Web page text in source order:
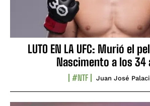
LUTO EN LA UFC: Murió el
Nascimento a los 34
#NTF Juan José